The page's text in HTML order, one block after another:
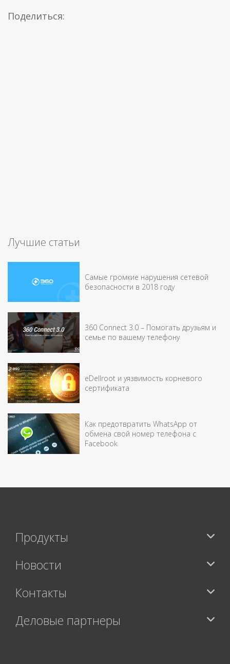
Поделиться:
Лучшие статьи
Самые громкие нарушения сетевой
безопасности в 2018 году
360 Connect 3.0 – Помогать друзьям и
семье по вашему телефону
eDellroot и уязвимость корневого
сертификата
Как предотвратить WhatsApp от
обмена свой номер телефона с
Facebook
Продукты
Новости
Контакты
Деловые партнеры